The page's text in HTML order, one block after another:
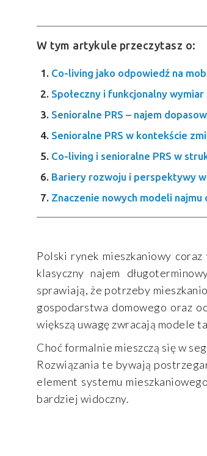
W tym artykule przeczytasz o:
Co-living jako odpowiedź na
Społeczny i funkcjonalny
Senioralne PRS – najem
Senioralne PRS w kontekście
Co-living i senioralne PRS w
Bariery rozwoju i perspektywy
Znaczenie nowych modeli
Polski rynek mieszkaniowy
klasyczny najem
sprawiają, że potrzeby
gospodarstwa domowego oraz
większą uwagę zwracają modele
Choć formalnie mieszczą się w
Rozwiązania te bywają
element systemu
bardziej widoczny.